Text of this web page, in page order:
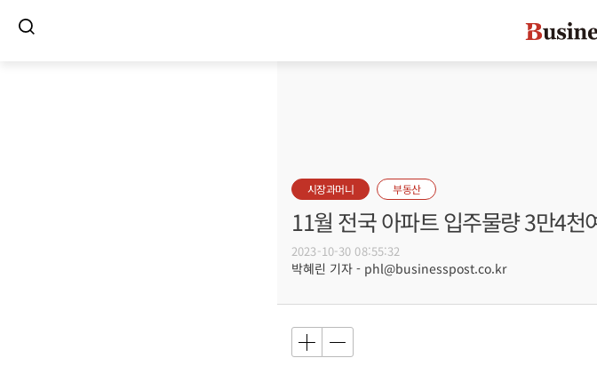
시장과머니 부동산
11월 전국 아파트 입주물량 3만4
2023-10-30 08:55:32
박혜린 기자 - phl@businesspost.co.kr